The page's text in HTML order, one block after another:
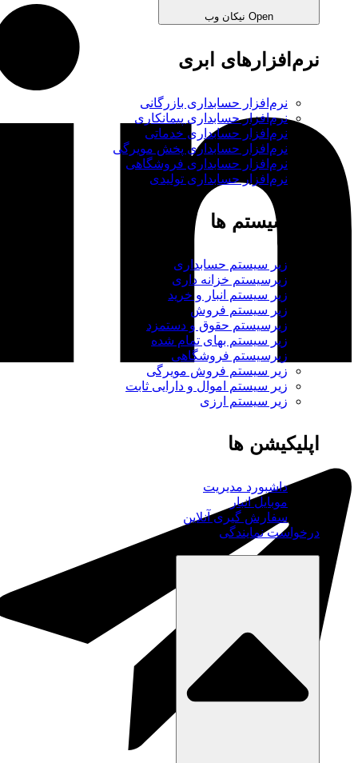
Open نیکان وب
نرم‌افزارهای ابری
نرم‌افزار حسابداری بازرگانی
نرم‌افزار حسابداری پیمانکاری
نرم‌افزار حسابداری خدماتی
نرم‌افزار حسابداری پخش مویرگی
نرم‌افزار حسابداری فروشگاهی
نرم‌افزار حسابداری تولیدی
زیر سیستم ها
زیر سیستم حسابداری
زیرسیستم خزانه داری
زیر سیستم انبار و خرید
زیر سیستم فروش
زیرسیستم حقوق و دستمزد
زیر سیستم بهای تمام شده
زیرسیستم فروشگاهی
زیر سیستم فروش مویرگی
زیر سیستم اموال و دارایی ثابت
زیر سیستم ارزی
اپلیکیشن ها
داشبورد مدیریت
موبایل انبار
سفارش گیری آنلاین
درخواست نمایندگی